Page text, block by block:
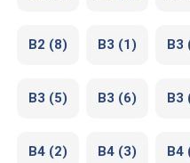
В2 (8) В3 (1) В3
В3 (5) В3 (6) В3
В4 (2) В4 (3) В4